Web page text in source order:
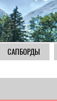
САПБОРДЫ